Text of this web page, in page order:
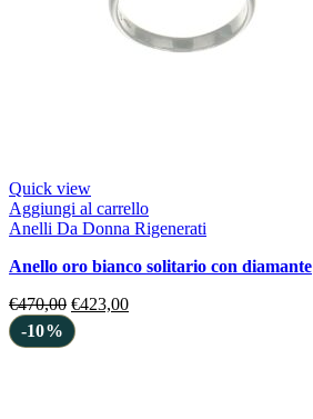
Quick view
Aggiungi al carrello
Anelli Da Donna Rigenerati
anello oro bianco solitario con diamante
€470,00 €423,00
-10%